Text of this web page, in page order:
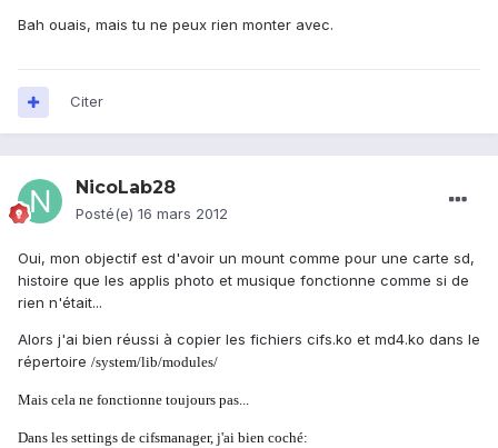
Bah ouais, mais tu ne peux rien monter avec.
Citer
NicoLab28
Posté(e) 16 mars 2012
Oui, mon objectif est d'avoir un mount comme pour une carte sd,
histoire que les applis photo et musique fonctionne comme si de
rien n'était...
Alors j'ai bien réussi à copier les fichiers cifs.ko et md4.ko dans le
répertoire /system/lib/modules/
Mais cela ne fonctionne toujours pas...
Dans les settings de cifsmanager, j'ai bien coché: